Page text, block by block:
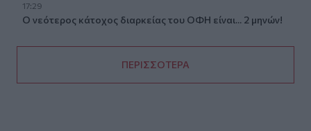
17:29
Ο νεότερος κάτοχος διαρκείας του ΟΦΗ είναι... 2 μηνών!
ΠΕΡΙΣΣΟΤΕΡΑ